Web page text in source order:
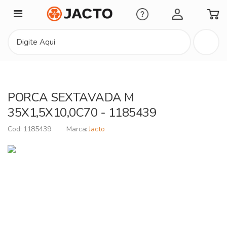
Minha Conta
PORCA SEXTAVADA M
35X1,5X10,0C70 - 1185439
1185439 Jacto